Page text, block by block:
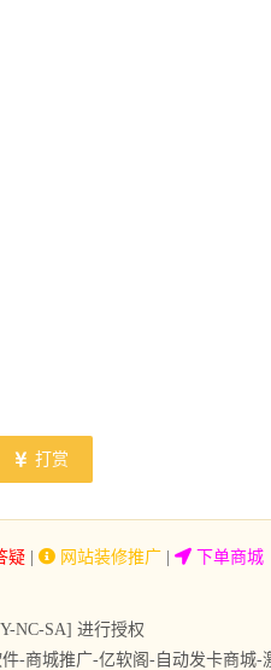
打赏
疑 网站装修推广 下单商城
NC-SA] 进行授权
-商城推广-亿软阁-自动发卡商城-